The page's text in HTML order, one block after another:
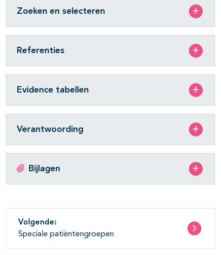
Zoeken en selecteren
Referenties
Evidence tabellen
Verantwoording
Bijlagen
Volgende:
Speciale patiëntengroepen